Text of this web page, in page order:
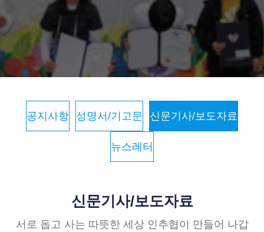
공지사항 성명서/기고문 신문기사/보도자료
뉴스레터
신문기사/보도자료
서로 돕고 사는 따뜻한 세상 인추협이 만들어 나갑